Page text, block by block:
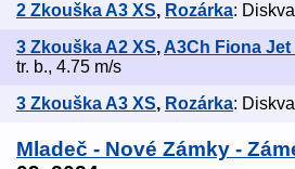
2 Zkouška A3 XS, Rozárka:
3 Zkouška A2 XS, A3Ch Fiona Jet
tr. b., 4.75 m/s
3 Zkouška A3 XS, Rozárka:
Mladeč - Nové Zámky -